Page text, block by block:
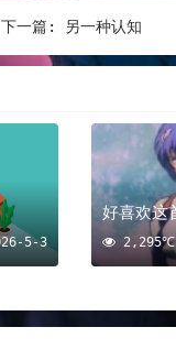
下一篇: 另一种认知
5-3 2,295℃